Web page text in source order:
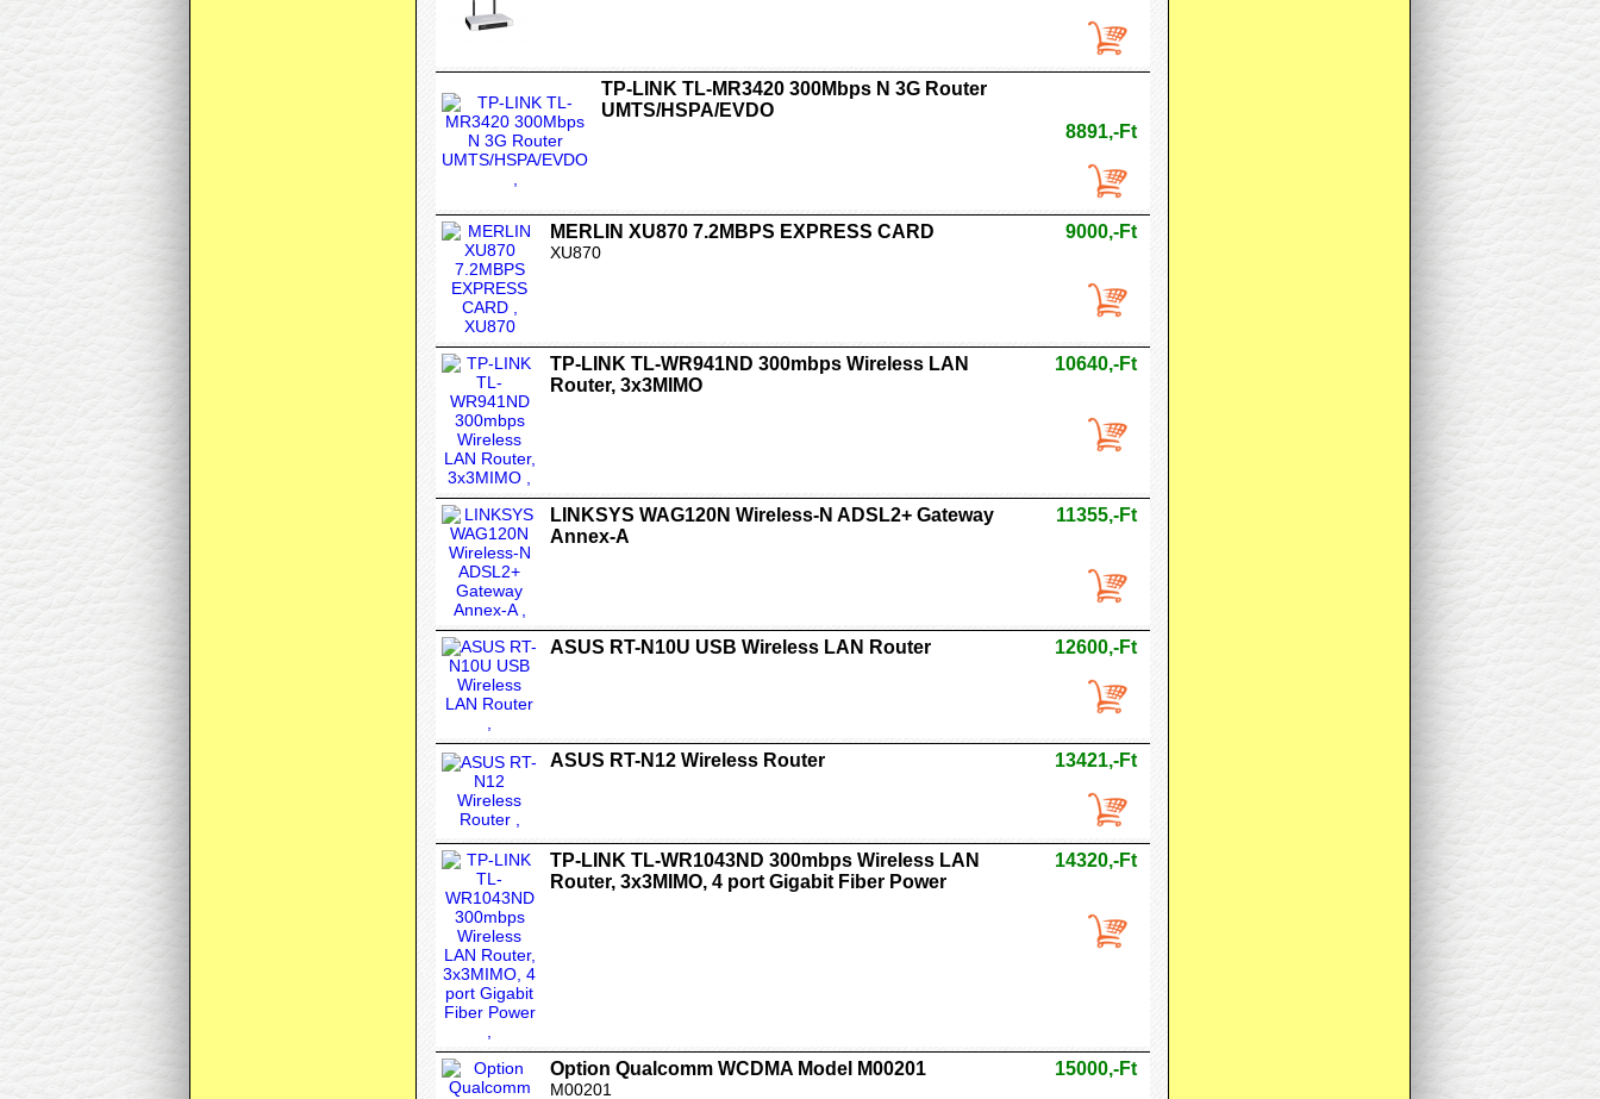
TP-LINK TL-MR3420 300Mbps N 3G Router
UMTS/HSPA/EVDO
8891,-Ft
MERLIN XU870 7.2MBPS EXPRESS CARD
XU870
9000,-Ft
TP-LINK TL-WR941ND 300mbps Wireless LAN
Router, 3x3MIMO
10640,-Ft
LINKSYS WAG120N Wireless-N ADSL2+ Gateway
Annex-A
11355,-Ft
ASUS RT-N10U USB Wireless LAN Router 12600,-Ft
ASUS RT-N12 Wireless Router 13421,-Ft
TP-LINK TL-WR1043ND 300mbps Wireless LAN
Router, 3x3MIMO, 4 port Gigabit Fiber Power
14320,-Ft
Option Qualcomm WCDMA Model M00201
M00201
15000,-Ft